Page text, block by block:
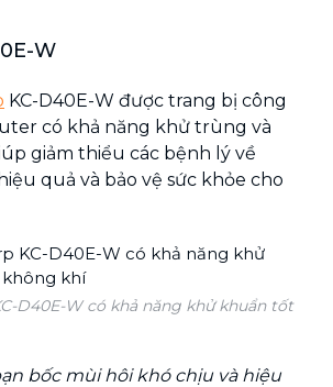
W
KC-D40E-W được trang bị công
có khả năng khử trùng và
giảm thiểu các bệnh lý về
quả và bảo vệ sức khỏe cho
D40E-W có khả năng khử khuẩn tốt
bốc mùi hôi khó chịu và hiệu